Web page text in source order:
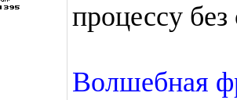
процессу
Волшебная